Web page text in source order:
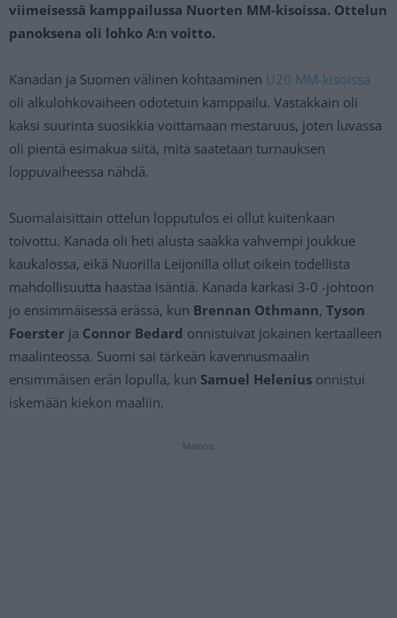
viimeisessä kamppailussa Nuorten MM-kisoissa. Ottelun
panoksena oli lohko A:n voitto.
Kanadan ja Suomen välinen kohtaaminen U20 MM-kisoissa
oli alkulohkovaiheen odotetuin kamppailu. Vastakkain oli
kaksi suurinta suosikkia voittamaan mestaruus, joten luvassa
oli pientä esimakua siitä, mitä saatetaan turnauksen
loppuvaiheessa nähdä.
Suomalaisittain ottelun lopputulos ei ollut kuitenkaan
toivottu. Kanada oli heti alusta saakka vahvempi joukkue
kaukalossa, eikä Nuorilla Leijonilla ollut oikein todellista
mahdollisuutta haastaa isäntiä. Kanada karkasi 3-0 -johtoon
jo ensimmäisessä erässä, kun Brennan Othmann, Tyson
Foerster ja Connor Bedard onnistuivat jokainen kertaalleen
maalinteossa. Suomi sai tärkeän kavennusmaalin
ensimmäisen erän lopulla, kun Samuel Helenius onnistui
iskemään kiekon maaliin.
Mainos: